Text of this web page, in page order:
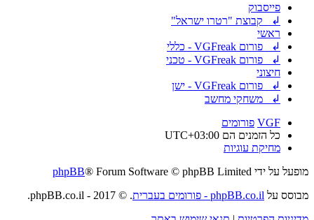
פייסבוק
↲ קבוצת "רטרו ישראל"
ראשי
↲ פורום VGFreak - כללי
↲ פורום VGFreak - טכני
חיצוני
↲ פורום VGFreak - ישן
↲ משחקי מחשב
VGF פורומים
כל הזמנים הם UTC+03:00
מחיקת עוגיות
מופעל על ידי
phpBB® Forum Software © phpBB Limited
מבוסס על phpBB.co.il - פורומים בעברית
. © 2017 - phpBB.co.il.